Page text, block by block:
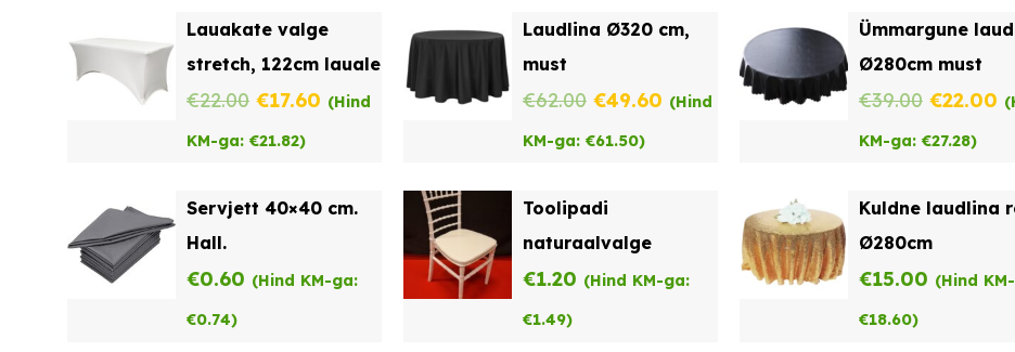
€29.00.
Lauakate valge
stretch, 122cm lauale
€22.00 Algne
hind
€22.00.
€17.60 Praegune
€17.60.
(Hind
KM-ga: €21.82)
Laudlina Ø320 cm,
must
€62.00 Algne
hind
€62.00.
€49.60 Praegune
(Hind
KM-ga: €61.50)
Ümmargune
Ø280cm must
€39.00 Algne
hind
€39.00.
€22.00
KM-ga: €27.28)
Servjett 40×40 cm.
Hall.
€0.60 (Hind KM-ga:
€0.74)
Toolipadi
naturaalvalge
€1.20 (Hind KM-ga:
€1.49)
Kuldne laudlina
Ø280cm
€15.00 (Hind
€18.60)